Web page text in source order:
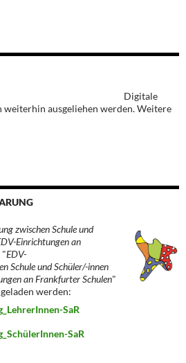
Digitale
weiterhin ausgeliehen werden. Weitere
zwischen Schule und
Einrichtungen an
"EDV-
Schule und Schüler/-innen
an Frankfurter Schulen"
werden:
SaR
SaR